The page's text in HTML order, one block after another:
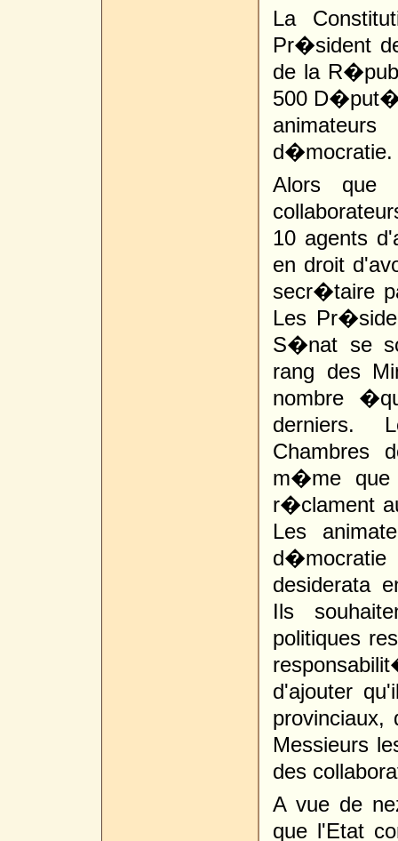
La
Pr�sident
de la
500
d�mocratie.
Alors que
10 agents
en droit
secr�taire
Les
S�nat se
rang des
nombre
derniers.
Chambres
m�me que
r�clament
Les
desiderata
Ils
politiques
d'ajouter
Messieurs
des
A vue de
que l'Etat